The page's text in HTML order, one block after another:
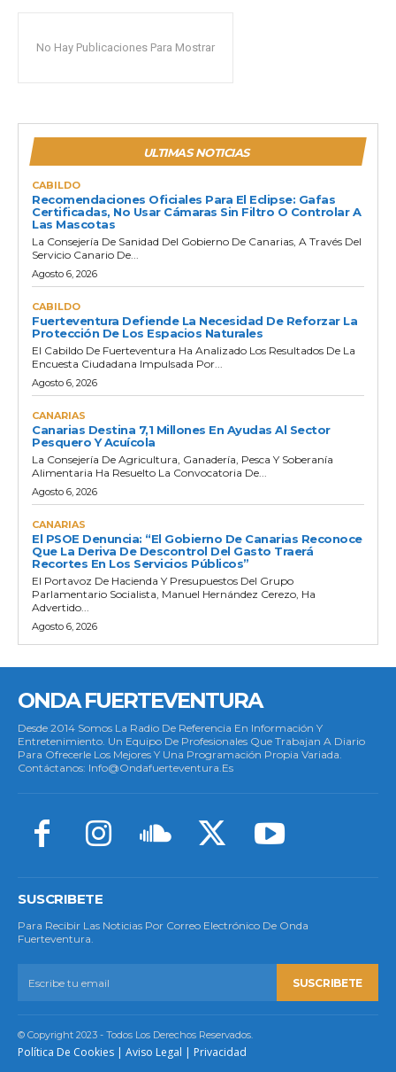
No Hay Publicaciones Para Mostrar
ULTIMAS NOTICIAS
CABILDO
Recomendaciones Oficiales Para El Eclipse: Gafas
Certificadas, No Usar Cámaras Sin Filtro O Controlar A
Las Mascotas
La Consejería De Sanidad Del Gobierno De Canarias, A Través Del
Servicio Canario De...
Agosto 6, 2026
CABILDO
Fuerteventura Defiende La Necesidad De Reforzar La
Protección De Los Espacios Naturales
El Cabildo De Fuerteventura Ha Analizado Los Resultados De La
Encuesta Ciudadana Impulsada Por...
Agosto 6, 2026
CANARIAS
Canarias Destina 7,1 Millones En Ayudas Al Sector
Pesquero Y Acuícola
La Consejería De Agricultura, Ganadería, Pesca Y Soberanía
Alimentaria Ha Resuelto La Convocatoria De...
Agosto 6, 2026
CANARIAS
El PSOE Denuncia: “El Gobierno De Canarias Reconoce
Que La Deriva De Descontrol Del Gasto Traerá
Recortes En Los Servicios Públicos”
El Portavoz De Hacienda Y Presupuestos Del Grupo
Parlamentario Socialista, Manuel Hernández Cerezo, Ha
Advertido...
Agosto 6, 2026
ONDA FUERTEVENTURA
Desde 2014 Somos La Radio De Referencia En Información Y
Entretenimiento. Un Equipo De Profesionales Que Trabajan A Diario
Para Ofrecerle Los Mejores Y Una Programación Propia Variada.
Contáctanos: Info@ondafuerteventura.es
SUSCRIBETE
Para Recibir Las Noticias Por Correo Electrónico De Onda
Fuerteventura.
SUSCRIBETE
© Copyright 2023 - Todos Los Derechos Reservados.
Política De Cookies | Aviso Legal | Privacidad